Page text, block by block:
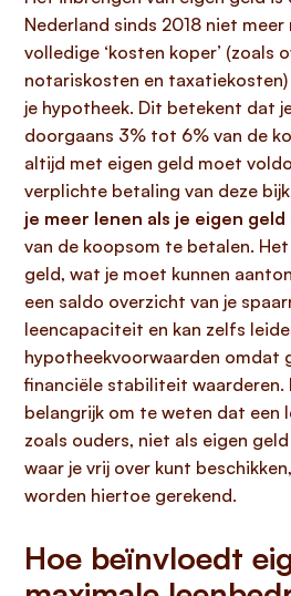
Nederland sinds 2018 niet
volledige ‘kosten koper’ (zoals
notariskosten en
je hypotheek. Dit betekent dat
doorgaans 3% tot 6% van de
altijd met eigen geld moet
verplichte betaling van deze
je meer lenen als je eigen
van de koopsom te betalen.
geld, wat je moet kunnen
een saldo overzicht van je
leencapaciteit en kan zelfs
hypotheekvoorwaarden omdat
financiële stabiliteit waarderen.
belangrijk om te weten dat een
zoals ouders, niet als eigen
waar je vrij over kunt
worden hiertoe gerekend.
Hoe beïnvloedt